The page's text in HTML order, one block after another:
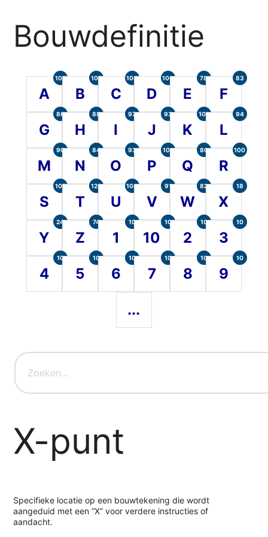
Bouwdefinitie
A
105
B
107
C
104
D
100
E
78
F
83
G
86
H
88
I
97
J
93
K
101
L
94
M
90
N
84
O
93
P
101
Q
80
R
100
S
107
T
120
U
104
V
91
W
82
X
18
Y
24
Z
74
1
10
10
10
2
10
3
10
4
10
5
10
6
10
7
10
8
10
9
10
...
X-punt
Specifieke locatie op een bouwtekening die wordt
aangeduid met een “X” voor verdere instructies of
aandacht.